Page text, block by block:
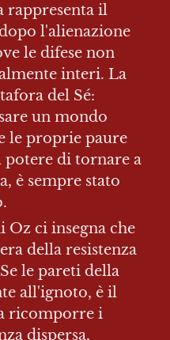
rappresenta il
l'alienazione
le difese non
interi. La
del Sé:
un mondo
le proprie paure
potere di tornare a
è sempre stato
ci insegna che
della resistenza
le pareti della
all'ignoto, è il
ricomporre i
dispersa,